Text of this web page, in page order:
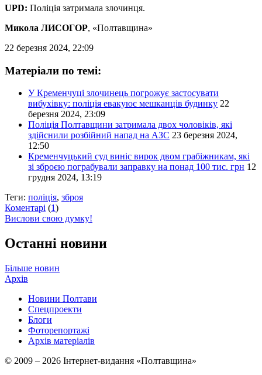
UPD: Поліція затримала злочинця.
Микола ЛИСОГОР, «Полтавщина»
22 березня 2024, 22:09
Матеріали по темі:
У Кременчуці злочинець погрожує застосувати
вибухівку: поліція евакуює мешканців будинку 22
березня 2024, 23:09
Поліція Полтавщини затримала двох чоловіків, які
здійснили розбійний напад на АЗС 23 березня 2024,
12:50
Кременчуцький суд виніс вирок двом грабіжникам, які
зі зброєю пограбували заправку на понад 100 тис. грн 12
грудня 2024, 13:19
Теги: поліція, зброя
Коментарі (1)
Вислови свою думку!
Останні новини
Більше новин
Архів
Новини Полтави
Спецпроекти
Блоги
Фоторепортажі
Архів матеріалів
© 2009 – 2026 Інтернет-видання «Полтавщина»